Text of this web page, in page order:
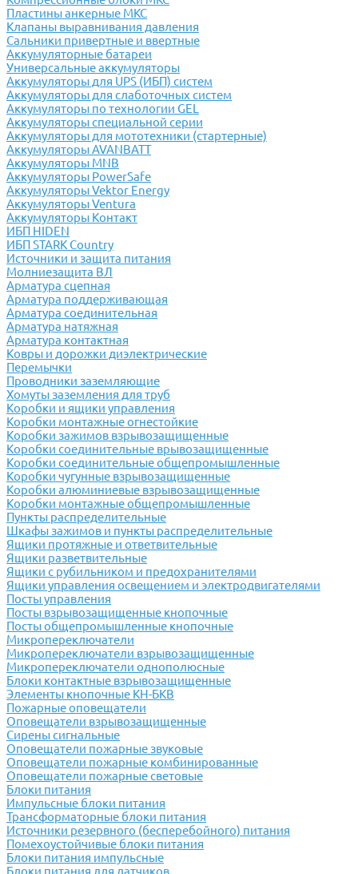
Пластины анкерные МКС
Клапаны выравнивания давления
Сальники привертные и ввертные
Аккумуляторные батареи
Универсальные аккумуляторы
Аккумуляторы для UPS (ИБП) систем
Аккумуляторы для слаботочных систем
Аккумуляторы по технологии GEL
Аккумуляторы специальной серии
Аккумуляторы для мототехники (стартерные)
Аккумуляторы AVANBATT
Аккумуляторы MNB
Аккумуляторы PowerSafe
Аккумуляторы Vektor Energy
Аккумуляторы Ventura
Аккумуляторы Контакт
ИБП HIDEN
ИБП STARK Country
Источники и защита питания
Молниезащита ВЛ
Арматура сцепная
Арматура поддерживающая
Арматура соединительная
Арматура натяжная
Арматура контактная
Ковры и дорожки диэлектрические
Перемычки
Проводники заземляющие
Хомуты заземления для труб
Коробки и ящики управления
Коробки монтажные огнестойкие
Коробки зажимов взрывозащищенные
Коробки соединительные врывозащищенные
Коробки соединительные общепромышленные
Коробки чугунные взрывозащищенные
Коробки алюминиевые взрывозащищенные
Коробки монтажные общепромышленные
Пункты распределительные
Шкафы зажимов и пункты распределительные
Ящики протяжные и ответвительные
Ящики разветвительные
Ящики с рубильником и предохранителями
Ящики управления освещением и электродвигателями
Посты управления
Посты взрывозащищенные кнопочные
Посты общепромышленные кнопочные
Микропереключатели
Микропереключатели взрывозащищенные
Микропереключатели однополюсные
Блоки контактные взрывозащищенные
Элементы кнопочные КН-БКВ
Пожарные оповещатели
Оповещатели взрывозащищенные
Сирены сигнальные
Оповещатели пожарные звуковые
Оповещатели пожарные комбинированные
Оповещатели пожарные световые
Блоки питания
Импульсные блоки питания
Трансформаторные блоки питания
Источники резервного (бесперебойного) питания
Помехоустойчивые блоки питания
Блоки питания импульсные
Блоки питания для датчиков